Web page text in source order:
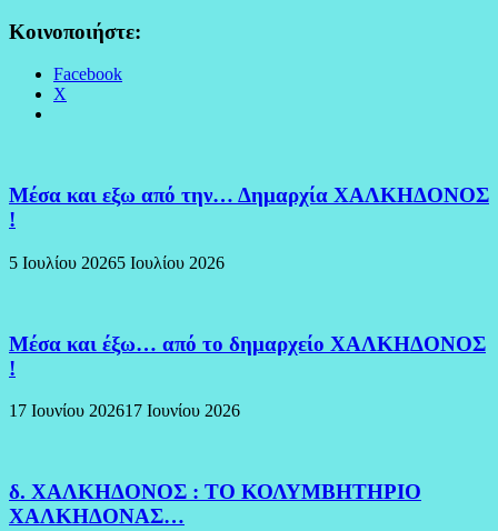
Κοινοποιήστε:
Facebook
X
Μέσα και εξω από την… Δημαρχία ΧΑΛΚΗΔΟΝΟΣ
!
5 Ιουλίου 20265 Ιουλίου 2026
Μέσα και έξω… από το δημαρχείο ΧΑΛΚΗΔΟΝΟΣ
!
17 Ιουνίου 202617 Ιουνίου 2026
δ. ΧΑΛΚΗΔΟΝΟΣ : ΤΟ ΚΟΛΥΜΒΗΤΗΡΙΟ
ΧΑΛΚΗΔΟΝΑΣ…